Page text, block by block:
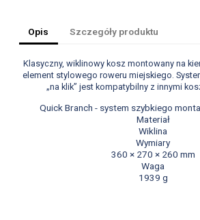
Opis Szczegóły produktu
Klasyczny, wiklinowy kosz montowany na
element stylowego roweru miejskiego.
„na klik” jest kompatybilny z innymi
Quick Branch - system szybkiego
Materiał
Wiklina
Wymiary
360 × 270 × 260 mm
Waga
1939 g